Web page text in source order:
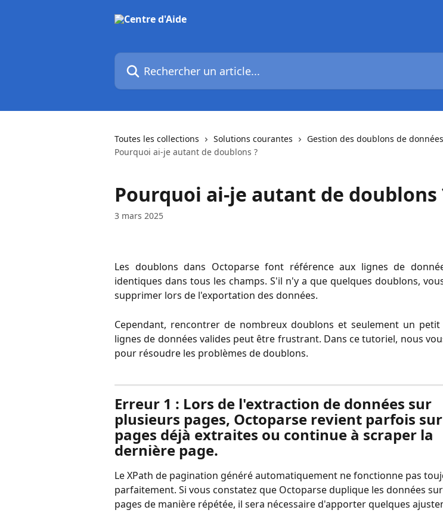
Rechercher un article...
Toutes les collections Solutions courantes
Gestion des doublons de données
Pourquoi ai-je autant de doublons ?
Pourquoi ai-je autant de doublons
3 mars 2025
Les doublons dans Octoparse font référence aux lignes de
identiques dans tous les champs. S'il n'y a que quelques doublons,
supprimer lors de l'exportation des données.
Cependant, rencontrer de nombreux doublons et seulement un
lignes de données valides peut être frustrant. Dans ce tutoriel, nous
pour résoudre les problèmes de doublons.
Erreur 1 : Lors de l'extraction de données sur
plusieurs pages, Octoparse revient parfois
pages déjà extraites ou continue à scraper la
dernière page.
Le XPath de pagination généré automatiquement ne fonctionne pas
parfaitement. Si vous constatez que Octoparse duplique les données
pages de manière répétée, il sera nécessaire d'apporter quelques